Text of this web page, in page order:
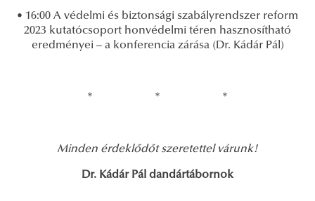
• 16:00 A védelmi és biztonsági szabályrendszer reform
2023 kutatócsoport honvédelmi téren hasznosítható
eredményei – a konferencia zárása (Dr. Kádár Pál)
* * *
Minden érdeklődőt szeretettel várunk!
Dr. Kádár Pál dandártábornok